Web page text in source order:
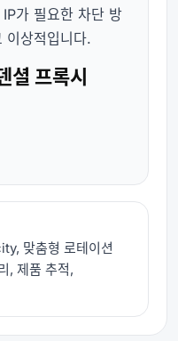
가 필요한 차단 방
이상적입니다.
프록시
맞춤형 로테이션
, 제품 추적,